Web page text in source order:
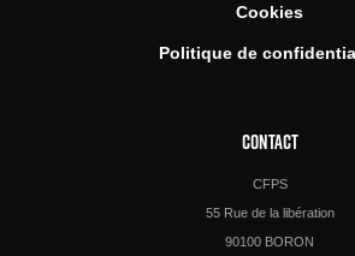
Cookies
Politique de
CONTACT
CFPS
55 Rue de la libération
90100 BORON